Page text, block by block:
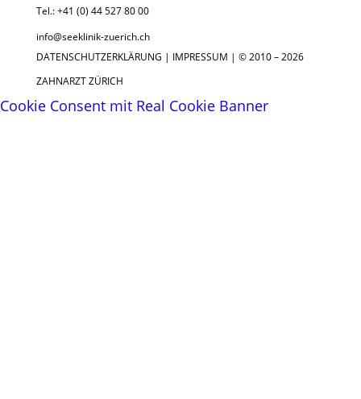
Tel.: +41 (0) 44 527 80 00
info@seeklinik-zuerich.ch
DATENSCHUTZERKLÄRUNG | IMPRESSUM | © 2010 – 2026
ZAHNARZT ZÜRICH
Cookie Consent mit Real Cookie Banner